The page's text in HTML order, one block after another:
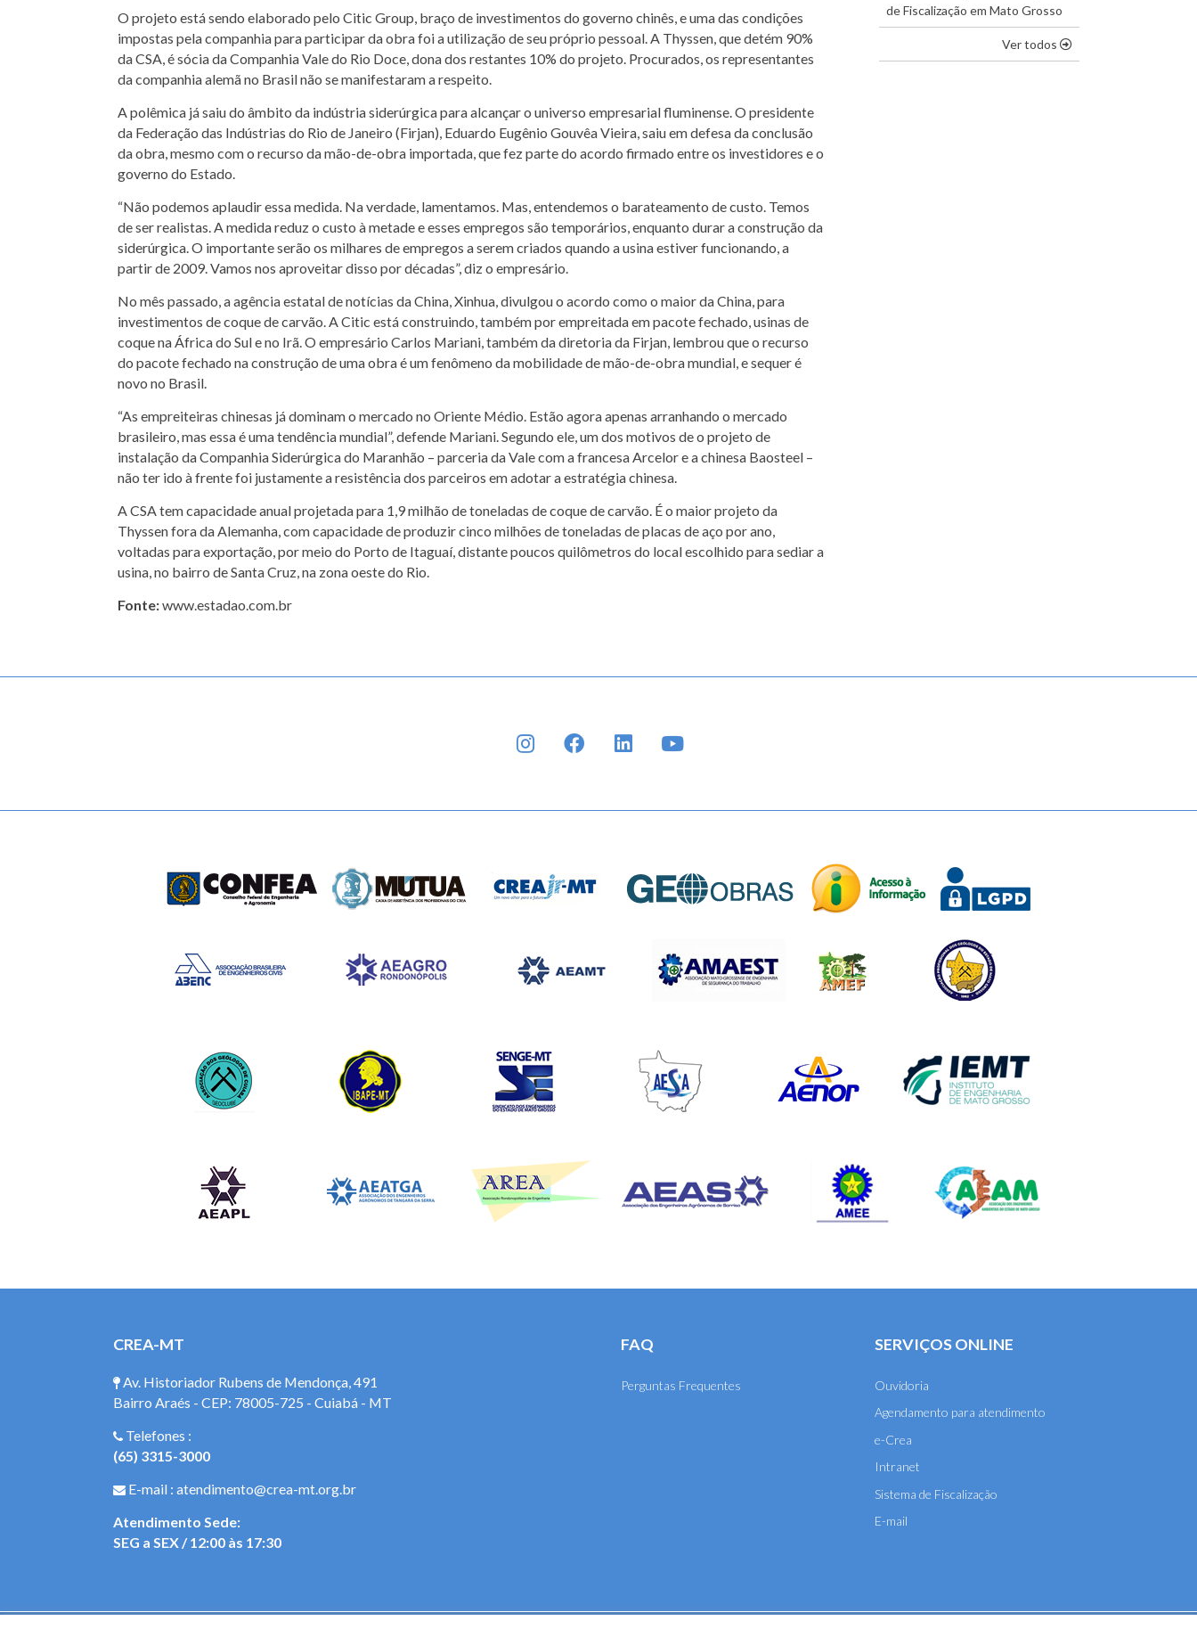
O projeto está sendo elaborado pelo Citic Group, braço de investimentos do governo chinês, e uma das condições
impostas pela companhia para participar da obra foi a utilização de seu próprio pessoal. A Thyssen, que detém 90%
da CSA, é sócia da Companhia Vale do Rio Doce, dona dos restantes 10% do projeto. Procurados, os representantes
da companhia alemã no Brasil não se manifestaram a respeito.
A polêmica já saiu do âmbito da indústria siderúrgica para alcançar o universo empresarial fluminense. O presidente
da Federação das Indústrias do Rio de Janeiro (Firjan), Eduardo Eugênio Gouvêa Vieira, saiu em defesa da conclusão
da obra, mesmo com o recurso da mão-de-obra importada, que fez parte do acordo firmado entre os investidores e o
governo do Estado.
“Não podemos aplaudir essa medida. Na verdade, lamentamos. Mas, entendemos o barateamento de custo. Temos
de ser realistas. A medida reduz o custo à metade e esses empregos são temporários, enquanto durar a construção da
siderúrgica. O importante serão os milhares de empregos a serem criados quando a usina estiver funcionando, a
partir de 2009. Vamos nos aproveitar disso por décadas”, diz o empresário.
No mês passado, a agência estatal de notícias da China, Xinhua, divulgou o acordo como o maior da China, para
investimentos de coque de carvão. A Citic está construindo, também por empreitada em pacote fechado, usinas de
coque na África do Sul e no Irã. O empresário Carlos Mariani, também da diretoria da Firjan, lembrou que o recurso
do pacote fechado na construção de uma obra é um fenômeno da mobilidade de mão-de-obra mundial, e sequer é
novo no Brasil.
“As empreiteiras chinesas já dominam o mercado no Oriente Médio. Estão agora apenas arranhando o mercado
brasileiro, mas essa é uma tendência mundial”, defende Mariani. Segundo ele, um dos motivos de o projeto de
instalação da Companhia Siderúrgica do Maranhão – parceria da Vale com a francesa Arcelor e a chinesa Baosteel –
não ter ido à frente foi justamente a resistência dos parceiros em adotar a estratégia chinesa.
A CSA tem capacidade anual projetada para 1,9 milhão de toneladas de coque de carvão. É o maior projeto da
Thyssen fora da Alemanha, com capacidade de produzir cinco milhões de toneladas de placas de aço por ano,
voltadas para exportação, por meio do Porto de Itaguaí, distante poucos quilômetros do local escolhido para sediar a
usina, no bairro de Santa Cruz, na zona oeste do Rio.
Fonte:www.estadao.com.br
de Fiscalização em Mato Grosso
Ver todos os destaques
INSTAGRAMFACEBOOKLINKEDIN
CREA-MT
Av. Historiador Rubens de Mendonça, 491
Bairro Araés - CEP: 78005-725 - Cuiabá - MT
Telefones :
(65) 3315-3000
E-mail : atendimento@crea-mt.org.br
Atendimento Sede:
SEG a SEX / 12:00 às 17:30
FAQ
Perguntas Frequentes
SERVIÇOS ONLINE
Ouvidoria
Agendamento para atendimento
e-Crea
Intranet
Sistema de Fiscalização
E-mail